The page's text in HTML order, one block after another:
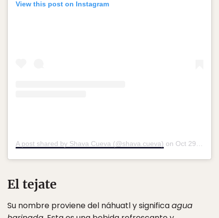
View this post on Instagram
A post shared by Shava Cueva (@shava.cueva) on Oct 29, 2018 at 7:15am PDT
El tejate
Su nombre proviene del náhuatl y significaagua